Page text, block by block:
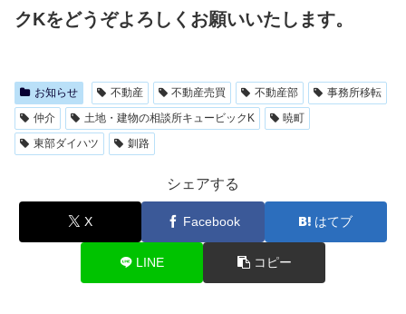
クKをどうぞよろしくお願いいたします。
お知らせ 不動産 不動産売買 不動産部
事務所移転
仲介
土地・建物の相談所キュービックK
暁町
東部ダイハツ
釧路
シェアする
X Facebook はてブ
LINE コピー